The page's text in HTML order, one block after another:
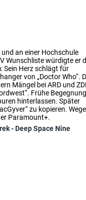
an einer Hochschule
Wunschliste würdigte er
Sein Herz schlägt für
von „Doctor Who“.
Mängel bei ARD und
Frühe
hinterlassen. Später
zu kopieren.
er Paramount+.
- Deep Space Nine